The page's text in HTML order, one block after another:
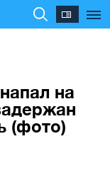
на
(фото)